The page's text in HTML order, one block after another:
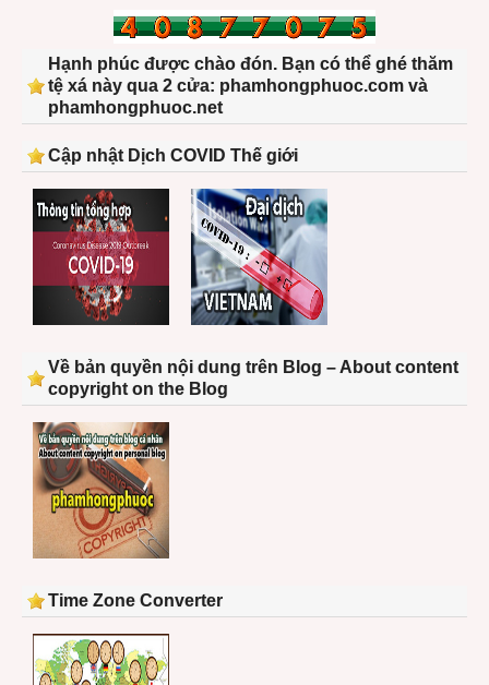
Hạnh phúc được chào đón. Bạn có thể ghé thăm
tệ xá này qua 2 cửa: phamhongphuoc.com và
phamhongphuoc.net
Cập nhật Dịch COVID Thế giới
Về bản quyền nội dung trên Blog – About content
copyright on the Blog
Time Zone Converter